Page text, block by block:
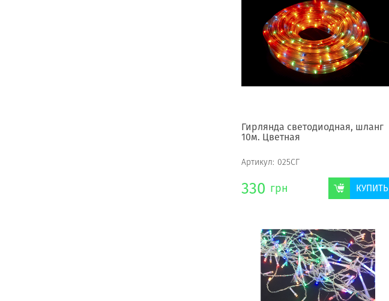
Гирлянда светодиодная, шланг
10м. Цветная
Артикул: 025СГ
330 грн КУПИТЬ